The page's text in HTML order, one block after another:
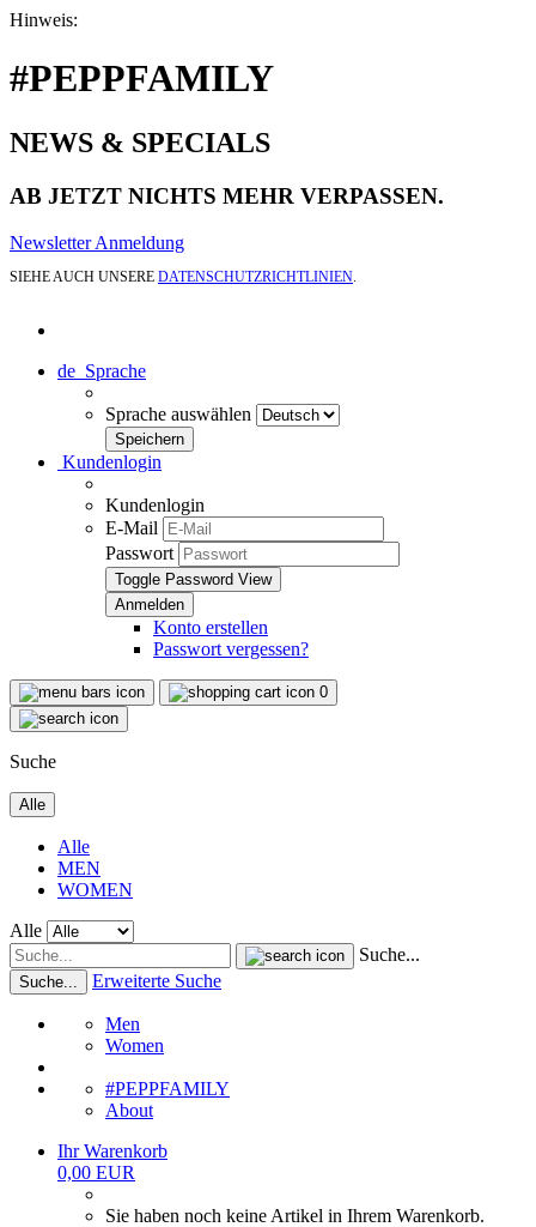
Hinweis:
#PEPPFAMILY
NEWS & SPECIALS
AB JETZT NICHTS MEHR VERPASSEN.
Newsletter Anmeldung
SIEHE AUCH UNSERE DATENSCHUTZRICHTLINIEN
de Sprache
Sprache auswählen
Kundenlogin
Kundenlogin
E-Mail
Passwort
Toggle Password View
Konto erstellen
Passwort vergessen?
0
Suche
Alle
Alle
MEN
WOMEN
Alle
Suche...
Suche... Erweiterte Suche
Men
Women
#PEPPFAMILY
About
Ihr Warenkorb
0,00 EUR
Sie haben noch keine Artikel in Ihrem Warenkorb.